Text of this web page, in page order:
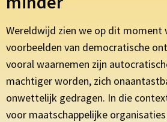
Wereldwijd zien we op dit moment
voorbeelden van democratische
vooral waarnemen zijn
machtiger worden, zich
onwettelijk gedragen. In die
voor maatschappelijke